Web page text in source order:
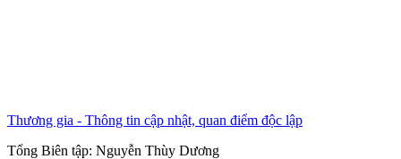
Thương gia - Thông tin cập nhật, quan điểm độc lập
Tổng Biên tập: Nguyễn Thùy Dương